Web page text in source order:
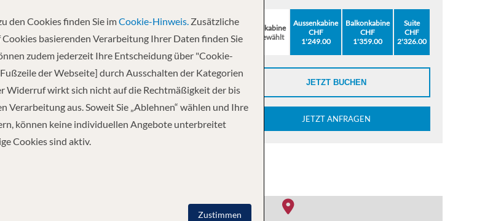
- Barcelona, Spanien - Ibiza (Spanien)
Innenkabine
ausgewählt
Aussenkabine
CHF
1'249.00
Balkonkabine
CHF
1'359.00
Suite
CHF
2'326.00
JETZT BUCHEN
JETZT ANFRAGEN
den Cookies finden Sie imCookie-Hinweis. Zusätzliche
basierenden Verarbeitung Ihrer Daten finden Sie
zudem jederzeit Ihre Entscheidung über "Cookie-
der Webseite] durch Ausschalten der Kategorien
Widerruf wirkt sich nicht auf die Rechtmäßigkeit der bis
Verarbeitung aus. Soweit Sie „Ablehnen“ wählen und Ihre
können keine individuellen Angebote unterbreitet
Cookies sind aktiv.
Zustimmen